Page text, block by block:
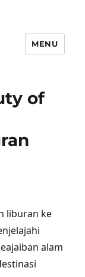
MENU
of
liburan ke
alam